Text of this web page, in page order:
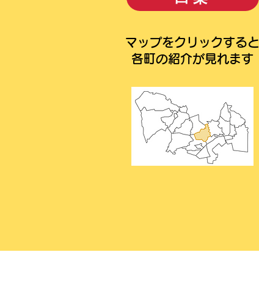
​マップをクリックすると
各町の紹介が見れます